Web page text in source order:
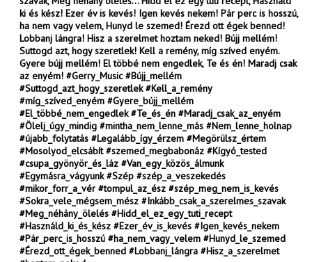
ki és kész! Ezer év is kevés! Igen kevés nekem! Pár perc is hosszú,
ha nem vagy velem, Hunyd le szemed! Érezd ott égek benned!
Lobbanj lángra! Hisz a szerelmet hoztam neked! Bújj mellém!
Suttogd azt, hogy szeretlek! Kell a remény, míg szíved enyém.
Gyere bújj mellém! El többé nem engedlek, Te és én! Maradj csak
az enyém! #Gerry_Music #Bújj_mellém
#Suttogd_azt_hogy_szeretlek #Kell_a_remény
#míg_szíved_enyém #Gyere_bújj_mellém
#El_többé_nem_engedlek #Te_és_én #Maradj_csak_az_enyém
#Ölelj_úgy_mindig #mintha_nem_lenne_más #Nem_lenne_holnap
#újabb_folytatás #Legalább_így_érzem #Megörülsz_értem
#Mosolyod_elcsábít #szemed_megbabonáz #Kígyó_tested
#csupa_gyönyör_és_láz #Van_egy_közös_álmunk
#Egymásra_vágyunk #Szép #szép_a_veszekedés
#mikor_forr_a_vér #tompul_az_ész #szép_meg_nem_is_kevés
#Sokra_vele_mégsem_mész #Inkább_csak_a_szerelmes_szavak
#Meg_néhány_ölelés #Hidd_el_ez_egy_tuti_recept
#Használd_ki_és_kész #Ezer_év_is_kevés #Igen_kevés_nekem
#Pár_perc_is_hosszú #ha_nem_vagy_velem #Hunyd_le_szemed
#Érezd_ott_égek_benned #Lobbanj_lángra #Hisz_a_szerelmet